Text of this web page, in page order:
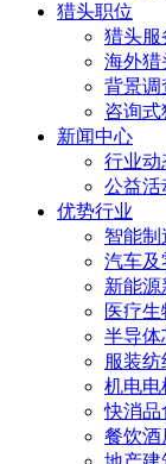
猎头职位
猎头服
海外猎
背景调
咨询式
新闻中心
行业动
公益活
优势行业
智能制
汽车及
新能源
医疗生
半导体
服装纺
机电电
快消品
餐饮酒